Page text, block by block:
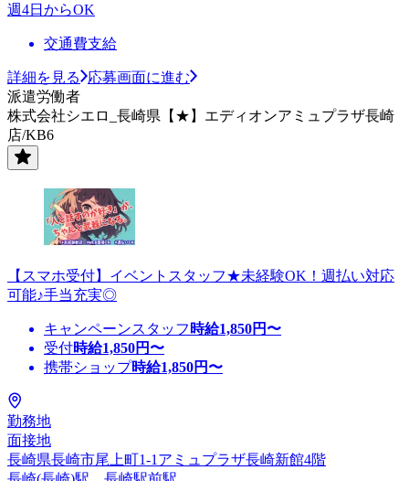
週4日からOK
交通費支給
詳細を見る
応募画面に進む
派遣労働者
株式会社シエロ_長崎県【★】エディオンアミュプラザ長崎
店/KB6
【スマホ受付】イベントスタッフ★未経験OK！週払い対応
可能♪手当充実◎
キャンペーンスタッフ 時給1,850円〜
受付時給1,850円〜
携帯ショップ時給1,850円〜
勤務地
面接地
長崎県長崎市尾上町1-1アミュプラザ長崎新館4階